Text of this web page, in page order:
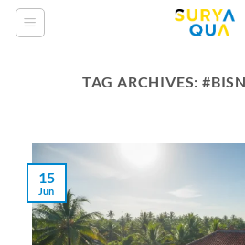
Skip
TAG ARCHIVES:
15
Jun